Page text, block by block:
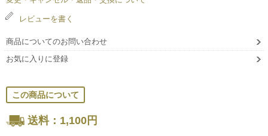
レビューを書く
商品についてのお問い合わせ
お気に入りに登録
この商品について
送料：1,100円